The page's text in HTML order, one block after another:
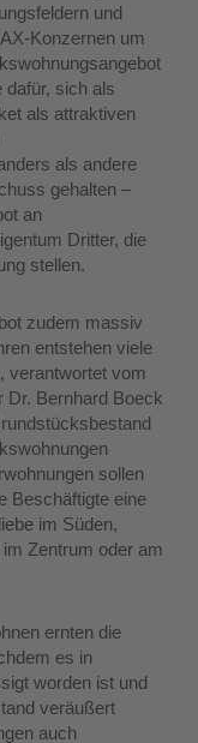
und
Konzernen um
dafür, sich als
als attraktiven
als andere
gehalten –
an
Dritter, die
stellen.
zudem massiv
entstehen viele
verantwortet vom
Dr. Bernhard Boeck
sollen
Beschäftigte eine
im Süden,
Zentrum oder am
ernten die
es in
worden ist und
veräußert
auch